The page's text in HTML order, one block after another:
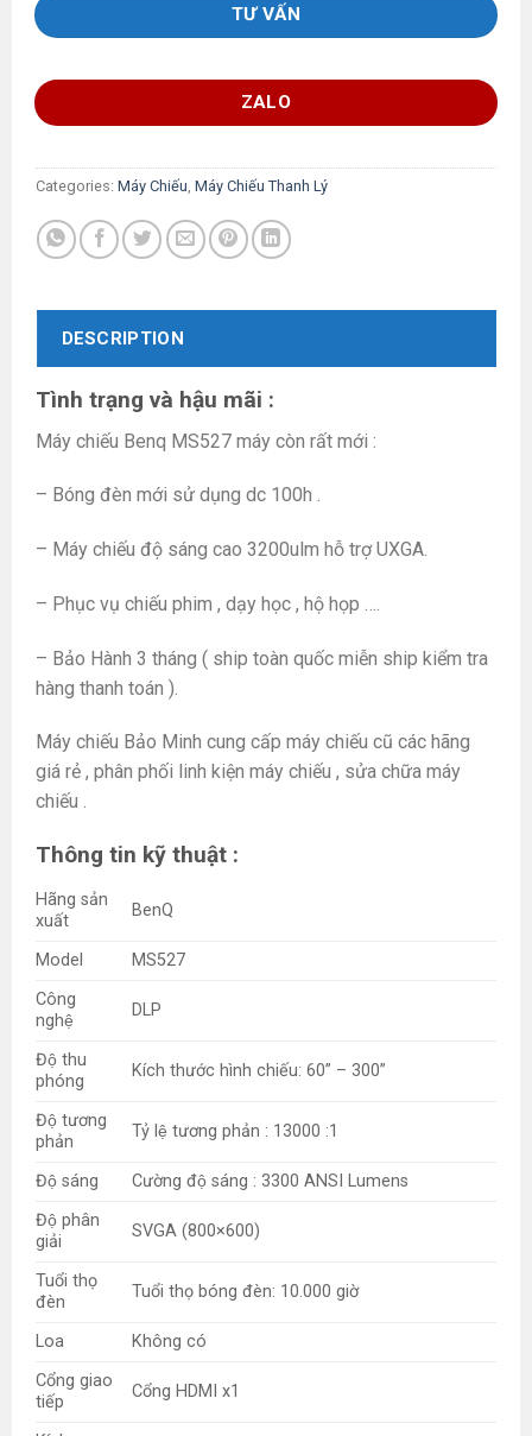
TƯ VẤN
ZALO
Categories: Máy Chiếu Máy Chiếu Thanh Lý
DESCRIPTION
Tình trạng và hậu mãi :
Máy chiếu Benq MS527 máy còn rất mới :
– Bóng đèn mới sử dụng dc 100h .
– Máy chiếu độ sáng cao 3200ulm hỗ trợ UXGA.
– Phục vụ chiếu phim , dạy học , hộ họp ….
– Bảo Hành 3 tháng ( ship toàn quốc miễn ship kiểm tra
hàng thanh toán ).
Máy chiếu Bảo Minh cung cấp máy chiếu cũ các hãng
giá rẻ , phân phối linh kiện máy chiếu , sửa chữa máy
chiếu .
Thông tin kỹ thuật :
Hãng sản
xuất
BenQ
Model
MS527
Công
nghệ
DLP
Độ thu
phóng
Kích thước hình chiếu: 60” – 300”
Độ tương
phản
Tỷ lệ tương phản : 13000 :1
Độ sáng
Cường độ sáng : 3300 ANSI Lumens
Độ phân
giải
SVGA (800×600)
Tuổi thọ
đèn
Tuổi thọ bóng đèn: 10.000 giờ
Loa
Không có
Cổng giao
tiếp
Cổng HDMI x1